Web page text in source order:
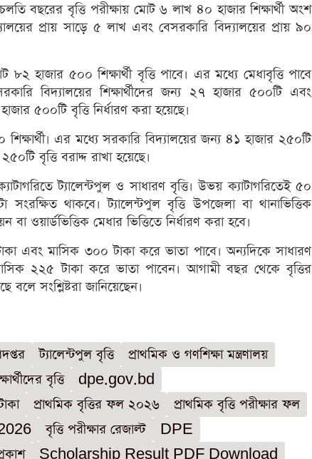
বছরের বৃত্তি পরীক্ষায় মোট ৬ লাখ ৪০ হাজার শিক্ষার্থী অংশ
প্রায় সাড়ে ৫ লাখ এবং বেসরকারি বিদ্যালয়ের প্রায় ৯০
৮২ হাজার ৫০০ শিক্ষার্থী বৃত্তি পাবে। এর মধ্যে মেধাবৃত্তি পাবে
সরকারি বিদ্যালয়ের শিক্ষার্থীদের জন্য ২৭ হাজার ৫০০টি এবং
৫০০টি বৃত্তি নির্ধারণ করা হয়েছে।
এর মধ্যে সরকারি বিদ্যালয়ের জন্য ৪১ হাজার ২৫০টি
বৃত্তি বরাদ্দ রাখা হয়েছে।
ট্যালেন্টপুল ও সাধারণ বৃত্তি। উভয় ক্যাটাগরিতেই ৫০
থাকবে। ট্যালেন্টপুল বৃত্তি উপজেলা বা থানাভিত্তিক
ওয়ার্ডভিত্তিক মেধার ভিত্তিতে নির্ধারণ করা হবে।
টাকা এবং মাসিক ৩০০ টাকা করে ভাতা পাবে। অন্যদিকে সাধারণ
২২৫ টাকা করে ভাতা পাবেন। আগামী বছর থেকে বৃত্তির
বলে সংশ্লিষ্টরা জানিয়েছেন।
ট্যালেন্টপুল বৃত্তি
প্রাথমিক ও গণশিক্ষা মন্ত্রণালয়
বৃত্তি
dpe.gov.bd
প্রাথমিক বৃত্তির ফল ২০২৬
প্রাথমিক বৃত্তি পরীক্ষার ফল
বৃত্তি পরীক্ষার রেজাল্ট
DPE
Scholarship Result PDF Download